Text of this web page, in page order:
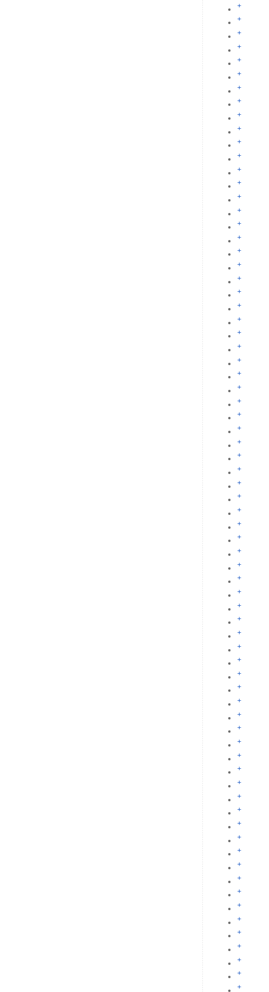
+
+
+
+
+
+
+
+
+
+
+
+
+
+
+
+
+
+
+
+
+
+
+
+
+
+
+
+
+
+
+
+
+
+
+
+
+
+
+
+
+
+
+
+
+
+
+
+
+
+
+
+
+
+
+
+
+
+
+
+
+
+
+
+
+
+
+
+
+
+
+
+
+